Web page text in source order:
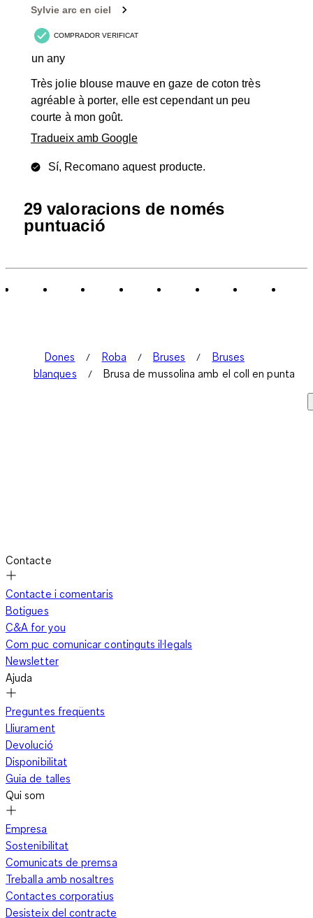
Sylvie arc en ciel
COMPRADOR VERIFICAT
un any
Très jolie blouse mauve en gaze de coton très
agréable à porter, elle est cependant un peu
courte à mon goût.
Tradueix amb Google
Sí, Recomano aquest producte.
29 valoracions de només
puntuació
Dones Roba Bruses
Bruses
blanques
Brusa de mussolina amb el coll en punta
Contacte
Contacte i comentaris
Botigues
C&A for you
Com puc comunicar continguts il·legals
Newsletter
Ajuda
Preguntes freqüents
Lliurament
Devolució
Disponibilitat
Guia de talles
Qui som
Empresa
Sostenibilitat
Comunicats de premsa
Treballa amb nosaltres
Contactes corporatius
Desisteix del contracte